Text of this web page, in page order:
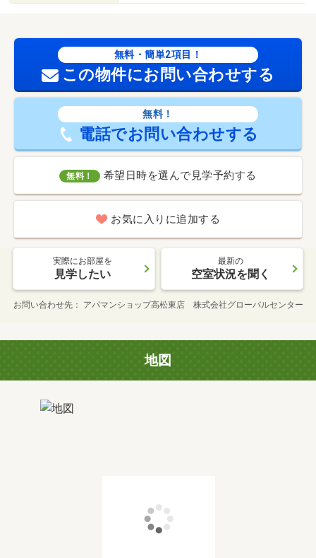
無料・簡単2項目！
この物件にお問い合わせする
無料！
電話でお問い合わせする
無料！ 希望日時を選んで見学予約する
お気に入りに追加する
実際にお部屋を
見学したい
最新の
空室状況を聞く
お問い合わせ先 アパマンショップ高松東店 株式会社グローバルセンター
地図